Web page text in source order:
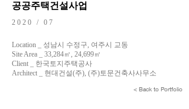
공공주택건설사업
2020 / 07
Location _ 성남시 수정구, 여주시 교동
Site Area _ 33,284㎡, 24,699㎡
Client _ 한국토지주택공사
Architect _ 현대건설(주), (주)토문건축사사무소
< Back to Portfolio